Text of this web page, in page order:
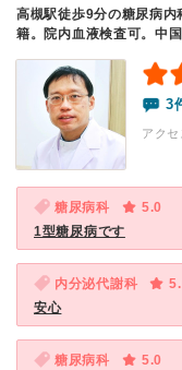
高槻駅徒歩9分の糖尿病
籍。院内血液検査可。中
3
アク
糖尿病科
5.0
1型糖尿病です
内分泌代謝科
安心
糖尿病科
5.0